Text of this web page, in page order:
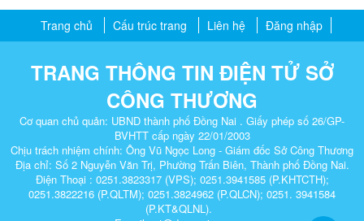
Trang chủ Cấu trúc trang Liên hệ Đăng nhập
TRANG THÔNG TIN ĐIỆN TỬ SỞ
CÔNG THƯƠNG
Cơ quan chủ quản: UBND thành phố Đồng Nai . Giấy phép số 26/GP-
BVHTT cấp ngày 22/01/2003
Chịu trách nhiệm chính: Ông Vũ Ngọc Long - Giám đốc Sở Công Thương
Địa chỉ: Số 2 Nguyễn Văn Trị, Phường Trấn Biên, Thành phố Đồng Nai.
Điện Thoại : 0251.3823317 (VPS); 0251.3941585 (P.KHTCTH);
0251.3822216 (P.QLTM); 0251.3824962 (P.QLCN); 0251. 3941584
(P.KT&QLNL).